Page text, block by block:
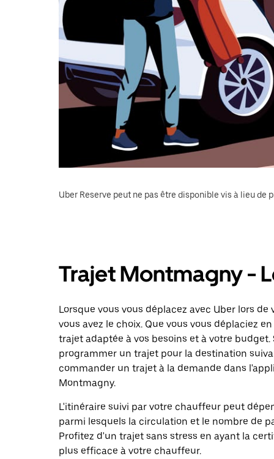
Uber Reserve peut ne pas être disponible vis à lieu de
Trajet Montmagny -
Lorsque vous vous déplacez avec Uber lors
vous avez le choix. Que vous vous déplaciez
trajet adaptée à vos besoins et à votre
programmer un trajet pour la destination
commander un trajet à la demande dans
Montmagny.
L'itinéraire suivi par votre chauffeur peut
parmi lesquels la circulation et le nombre de
Profitez d'un trajet sans stress en ayant la
plus efficace à votre chauffeur.